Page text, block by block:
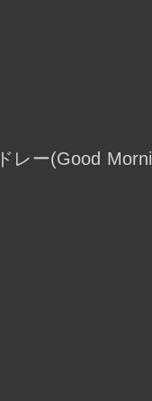
レー(Good